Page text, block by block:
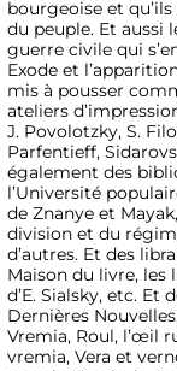
bourgeoise et
du peuple. Et aussi
guerre civile qui
Exode et
mis à pousser
ateliers
J. Povolotzky, S.
Parfentieff,
également des
l’Université
de Znanye et
division et du
d’autres. Et des
Maison du livre, les
d’E. Sialsky, etc. Et
Dernières
Vremia, Roul, l’œil
vremia, Vera et